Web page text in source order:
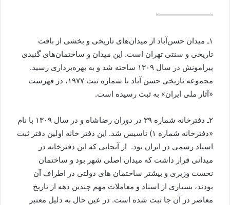
———————-
۱ـ میدان حسن‌آباد از میدان‌های تاریخی و بخشی از بافت
تاریخی و سنتی تهران است. این میدان و ساختمان‌های گنبدی
پیرامونش در سال ۱۳۰۹ ساخته شد و به بهره‌برداری رسید.
مجموعه تاریخی حسن آباد با شماره ثبت ۱۹۷۷، در فهرست
«آثار ملی ایران» به ثبت رسیده است.
۲ـ دفترخانه شماره ۳۹ در دوران رضاشاه و در سال ۱۳۰۹ با نام
«دفترخانه شماره ۱) تاسیس شد. این دفتر خانه اولین دفتر ثبت
اسناد رسمی در ایران بود. از آنجایی که این دفترخانه در
میدانی قرار داشت که میدان اصلی شهر بود و ساختمان
نخست وزیری و بیشتر ساختمان های دولتی در اطراف آن
بودند، بسیاری از اسناد و معاملات مهم چندین دهه از تاریخ
معاصر در آن جا ثبت شده است. در عین حال به دلیل معتبر